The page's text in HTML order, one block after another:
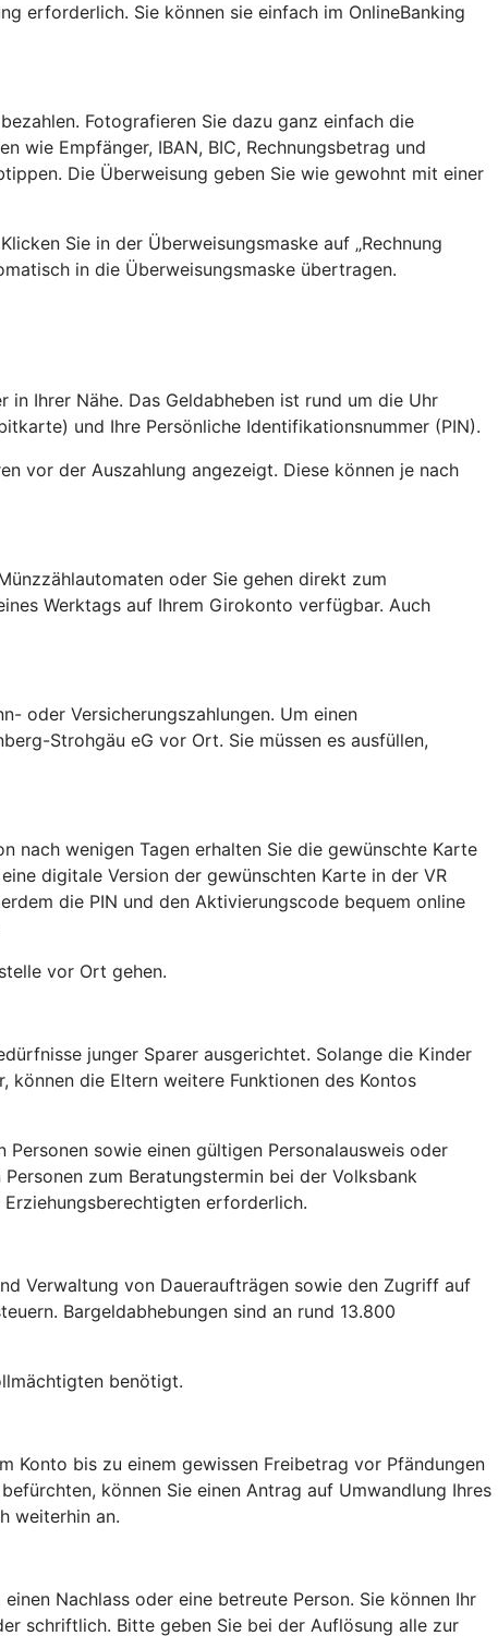
erforderlich. Sie können sie einfach im OnlineBanking
Fotografieren Sie dazu ganz einfach die
wie Empfänger, IBAN, BIC, Rechnungsbetrag und
Die Überweisung geben Sie wie gewohnt mit einer
Sie in der Überweisungsmaske auf „Rechnung
in die Überweisungsmaske übertragen.
Ihrer Nähe. Das Geldabheben ist rund um die Uhr
und Ihre Persönliche Identifikationsnummer (PIN).
vor der Auszahlung angezeigt. Diese können je nach
oder Sie gehen direkt zum
Werktags auf Ihrem Girokonto verfügbar. Auch
oder Versicherungszahlungen. Um einen
Strohgäu eG vor Ort. Sie müssen es ausfüllen,
nach wenigen Tagen erhalten Sie die gewünschte Karte
digitale Version der gewünschten Karte in der VR
die PIN und den Aktivierungscode bequem online
vor Ort gehen.
junger Sparer ausgerichtet. Solange die Kinder
können die Eltern weitere Funktionen des Kontos
sowie einen gültigen Personalausweis oder
zum Beratungstermin bei der Volksbank
erforderlich.
Verwaltung von Daueraufträgen sowie den Zugriff auf
Bargeldabhebungen sind an rund 13.800
benötigt.
Konto bis zu einem gewissen Freibetrag vor Pfändungen
können Sie einen Antrag auf Umwandlung Ihres
weiterhin an.
Nachlass oder eine betreute Person. Sie können Ihr
schriftlich. Bitte geben Sie bei der Auflösung alle zur